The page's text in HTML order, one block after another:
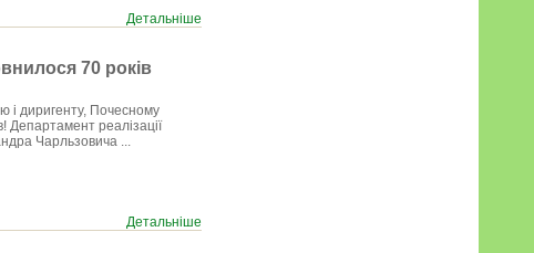
Детальніше
70 років
і диригенту, Почесному
Департамент реалізації
Чарльзовича ...
Детальніше